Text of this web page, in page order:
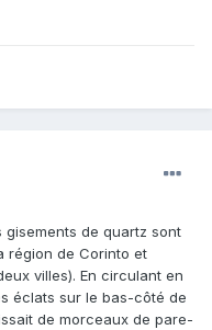
gisements de quartz sont
région de Corinto et
villes). En circulant en
éclats sur le bas-côté de
de morceaux de pare-